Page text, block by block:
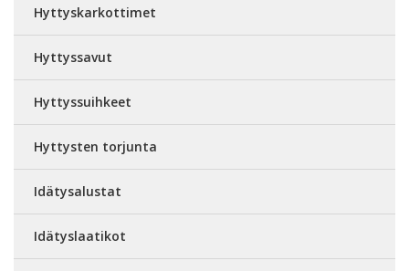
Hyttyskarkottimet
Hyttyssavut
Hyttyssuihkeet
Hyttysten torjunta
Idätysalustat
Idätyslaatikot